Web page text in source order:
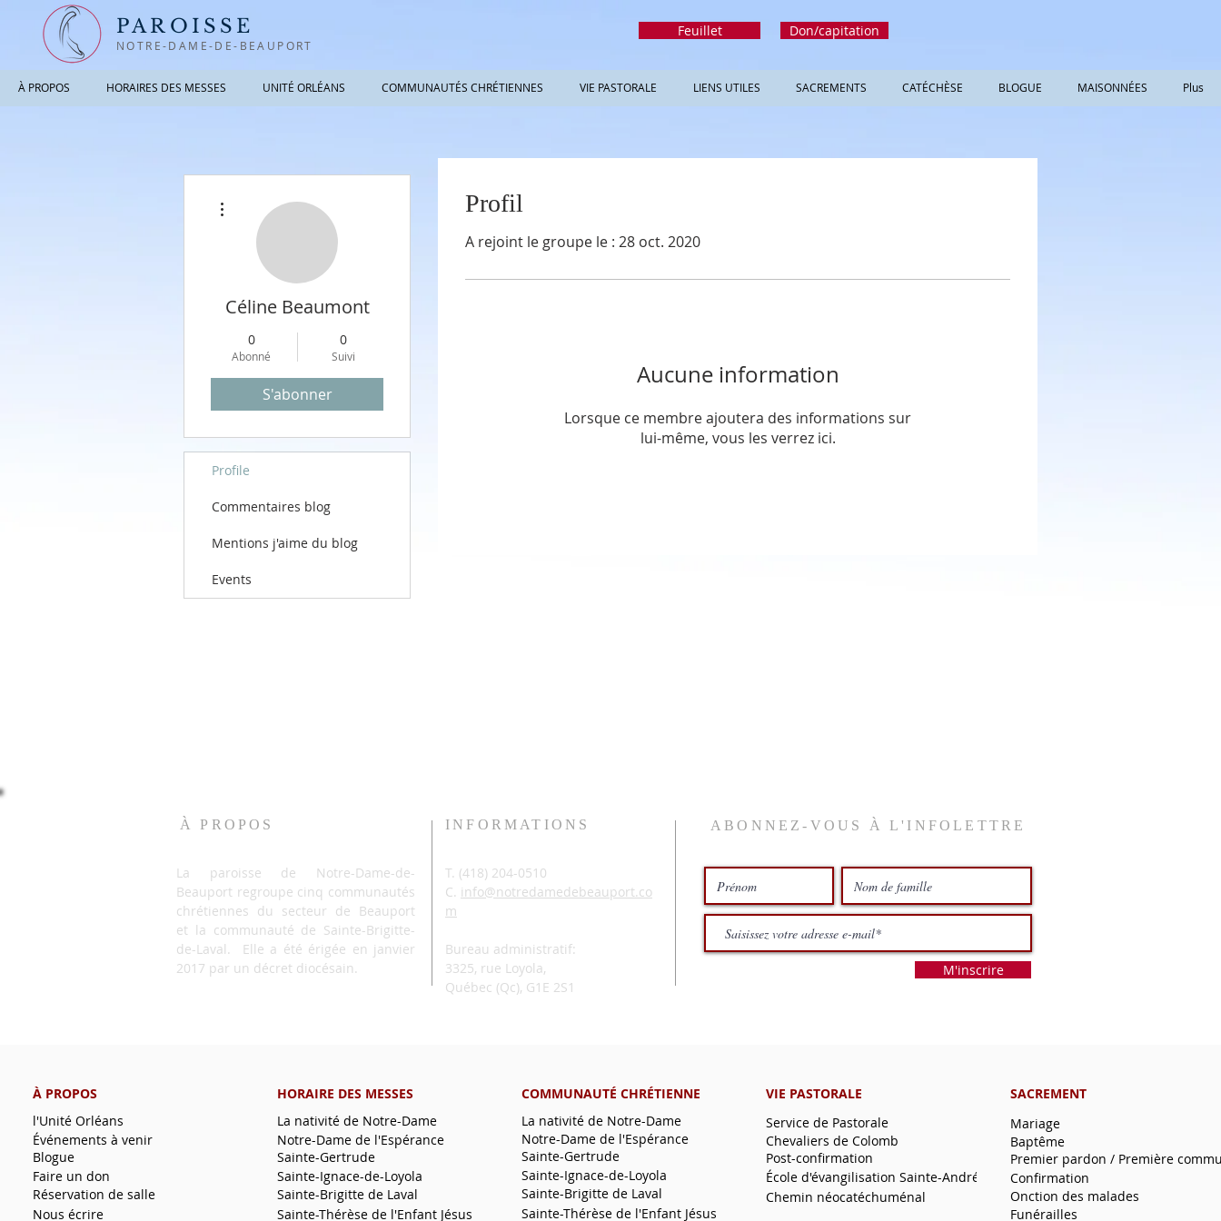
PAROISSE
NOTRE-DAME-DE-BEAUPORT
Feuillet Don/capitation
À PROPOS HORAIRES DES MESSES UNITÉ ORLÉANS COMMUNAUTÉS CHRÉTIENNES VIE PASTORALE LIENS UTILES SACREMENTS CATÉCHÈSE BLOGUE MAISONNÉES Plus
Profil
A rejoint le groupe le : 28 oct. 2020
Aucune information
Lorsque ce membre ajoutera des informations sur
lui-même, vous les verrez ici.
Céline Beaumont
0
Abonné
0
Suivi
S'abonner
Profile
Commentaires blog
Mentions j'aime du blog
Events
À PROPOS
La paroisse de Notre-Dame-de-
Beauport regroupe cinq communautés
chrétiennes du secteur de Beauport
et la communauté de Sainte-Brigitte-
de-Laval. Elle a été érigée en janvier
2017 par un décret diocésain.
INFORMATIONS
T. (418) 204-0510
C. info@notredamedebeauport.co
m
Bureau administratif:
3325, rue Loyola,
Québec (Qc), G1E 2S1
ABONNEZ-VOUS À L'INFOLETTRE
M'inscrire
À PROPOS
l'Unité Orléans
Blogue
Événements à venir
Faire un don
Réservation de salle
Nous écrire
HORAIRE DES MESSES
La nativité de Notre-Dame
Sainte-Gertrude
Notre-Dame de l'Espérance
Sainte-Ignace-de-Loyola
Sainte-Brigitte de Laval
Sainte-Thérèse de l'Enfant Jésus
COMMUNAUTÉ CHRÉTIENNE
La nativité de Notre-Dame
Sainte-Gertrude
Notre-Dame de l'Espérance
Sainte-Ignace-de-Loyola
Sainte-Brigitte de Laval
Sainte-Thérèse de l'Enfant Jésus
VIE PASTORALE
Service de Pastorale
Chevaliers de Colomb
Post-confirmation
École d'évangilisation Sainte-André
Chemin néocatéchuménal
SACREMENT
Mariage
Premier pardon / Première
Baptême
Confirmation
Onction des malades
Funérailles